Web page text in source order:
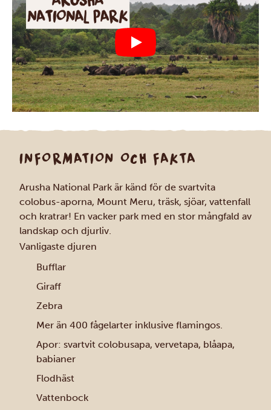
INFORMATION OCH FAKTA
Arusha National Park är känd för de svartvita
colobus-aporna, Mount Meru, träsk, sjöar, vattenfall
och kratrar! En vacker park med en stor mångfald av
landskap och djurliv.
Vanligaste djuren
Bufflar
Giraff
Zebra
Mer än 400 fågelarter inklusive flamingos.
Apor: svartvit colobusapa, vervetapa, blåapa,
babianer
Flodhäst
Vattenbock